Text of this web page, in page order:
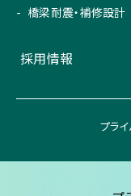
橋梁耐震・補修設計
採用情報
プラ